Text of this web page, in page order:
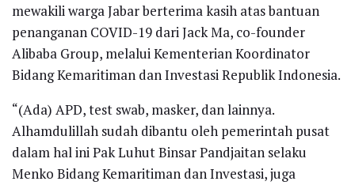
mewakili warga Jabar berterima kasih atas bantuan
penanganan COVID-19 dari Jack Ma, co-founder
Alibaba Group, melalui Kementerian Koordinator
Bidang Kemaritiman dan Investasi Republik Indonesia.
“(Ada) APD, test swab, masker, dan lainnya.
Alhamdulillah sudah dibantu oleh pemerintah pusat
dalam hal ini Pak Luhut Binsar Pandjaitan selaku
Menko Bidang Kemaritiman dan Investasi, juga